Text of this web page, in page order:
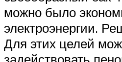
можно было
электроэнергии.
Для этих целей